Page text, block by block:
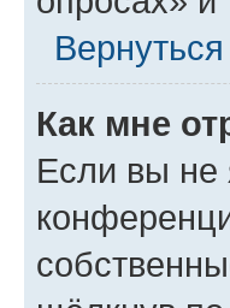
Как мне
Если вы не